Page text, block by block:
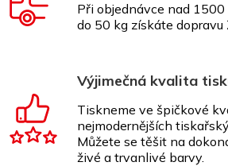
Při objednávce nad 1500
do 50 kg získáte dopravu
Výjimečná kvalita
Tiskneme ve špičkové
nejmodernějších
Můžete se těšit na
živé a trvanlivé barvy.